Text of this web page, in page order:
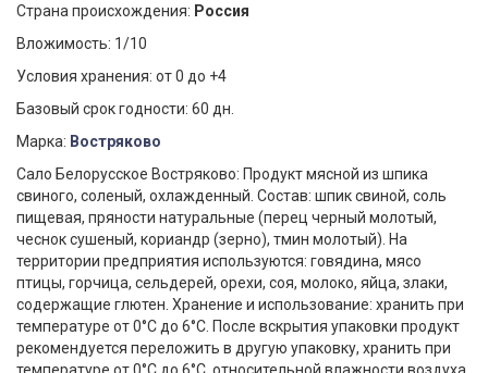
Страна происхождения: Россия
Вложимость: 1/10
Условия хранения: от 0 до +4
Базовый срок годности: 60 дн.
Марка: Востряково
Сало Белорусское Востряково: Продукт мясной из шпика
свиного, соленый, охлажденный. Состав: шпик свиной, соль
пищевая, пряности натуральные (перец черный молотый,
чеснок сушеный, кориандр (зерно), тмин молотый). На
территории предприятия используются: говядина, мясо
птицы, горчица, сельдерей, орехи, соя, молоко, яйца, злаки,
содержащие глютен. Хранение и использование: хранить при
температуре от 0°С до 6°С. После вскрытия упаковки продукт
рекомендуется переложить в другую упаковку, хранить при